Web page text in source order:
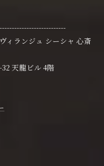
ランジュ シーシャ 心斎
天龍ビル 4階